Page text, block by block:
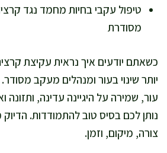
טיפול עקבי בחיות מחמד נגד
מסודרת
כשאתם יודעים איך נראית עקיצת
יותר שינוי בעור ומנהלים מעקב
עור, שמירה על היגיינה עדינה, ותזונה
נותן לכם בסיס טוב להתמודדות. הדיוק
צורה, מיקום, וזמן.